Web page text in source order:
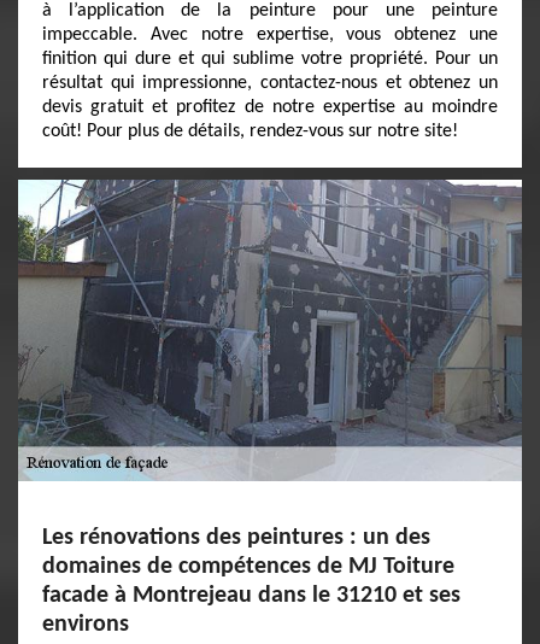
à l’application de la peinture pour une peinture
impeccable. Avec notre expertise, vous obtenez une
finition qui dure et qui sublime votre propriété. Pour un
résultat qui impressionne, contactez-nous et obtenez un
devis gratuit et profitez de notre expertise au moindre
coût! Pour plus de détails, rendez-vous sur notre site!
Les rénovations des peintures : un des
domaines de compétences de MJ Toiture
facade à Montrejeau dans le 31210 et ses
environs